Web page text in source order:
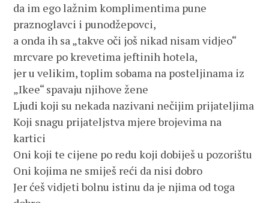
da im ego lažnim komplimentima pune
praznoglavci i punodžepovci,
a onda ih sa „takve oči još nikad nisam vidjeo“
mrcvare po krevetima jeftinih hotela,
jer u velikim, toplim sobama na posteljinama iz
„Ikee“ spavaju njihove žene
Ljudi koji su nekada nazivani nečijim prijateljima
Koji snagu prijateljstva mjere brojevima na
kartici
Oni koji te cijene po redu koji dobiješ u pozorištu
Oni kojima ne smiješ reći da nisi dobro
Jer ćeš vidjeti bolnu istinu da je njima od toga